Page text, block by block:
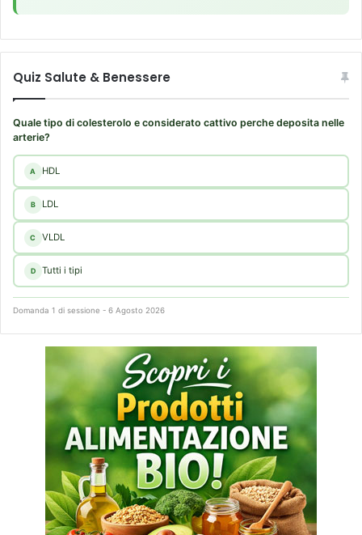
m
f
m
i
l
i
a
i
Quiz Salute & Benessere
Quale tipo di colesterolo e considerato cattivo perche deposita nelle
arterie?
A HDL
B LDL
C VLDL
D Tutti i tipi
Domanda 1 di sessione - 6 Agosto 2026